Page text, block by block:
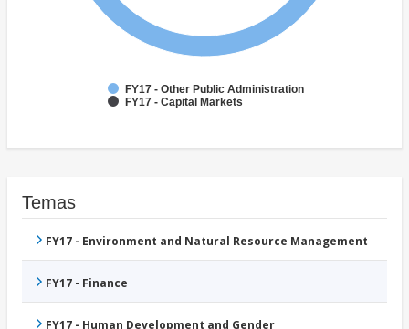
FY17 - Other Public Administration
FY17 - Capital Markets
Temas
FY17 - Environment and Natural Resource Management
FY17 - Finance
FY17 - Human Development and Gender